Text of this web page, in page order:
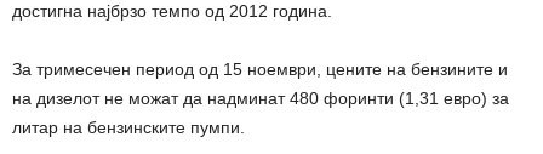
достигна најбрзо темпо од 2012 година.
За тримесечен период од 15 ноември, цените на бензините и
на дизелот не можат да надминат 480 форинти (1,31 евро) за
литар на бензинските пумпи.